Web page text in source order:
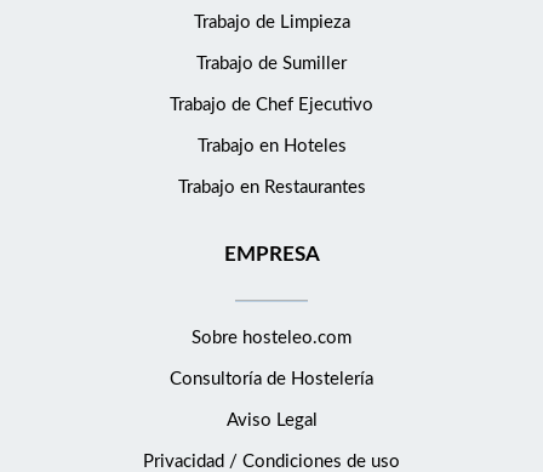
Trabajo de Limpieza
Trabajo de Sumiller
Trabajo de Chef Ejecutivo
Trabajo en Hoteles
Trabajo en Restaurantes
EMPRESA
Sobre hosteleo.com
Consultoría de Hostelería
Aviso Legal
Privacidad / Condiciones de uso